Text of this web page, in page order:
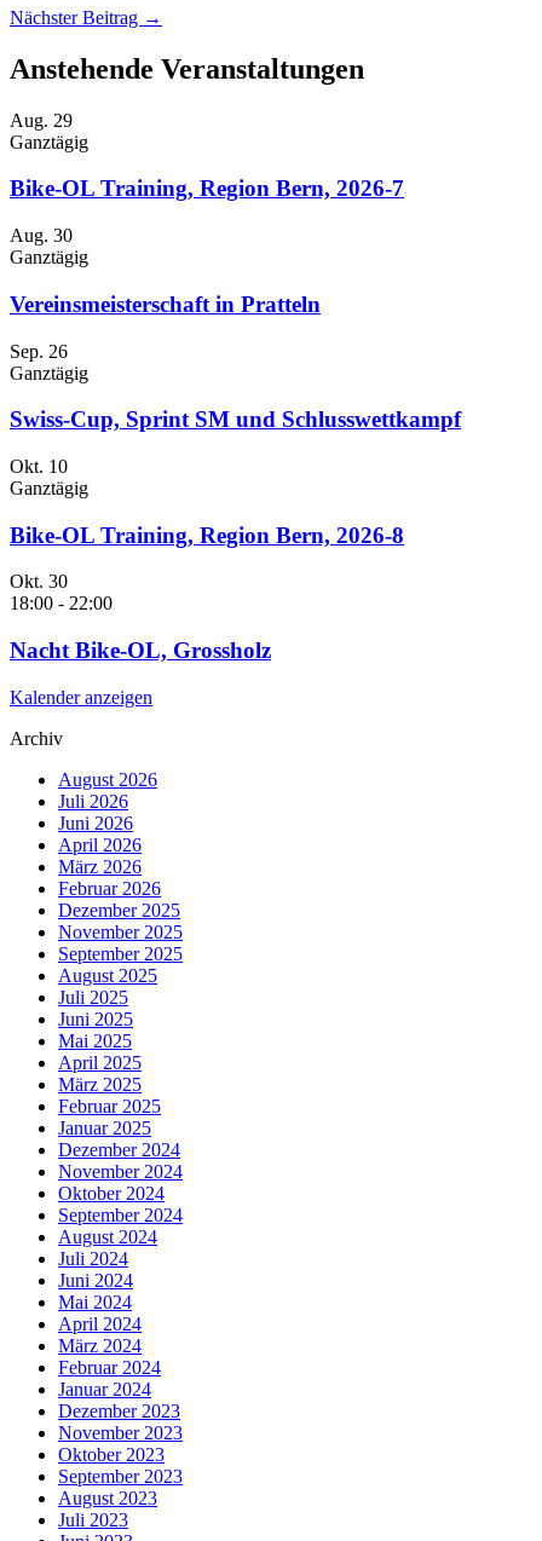
Nächster Beitrag →
Anstehende Veranstaltungen
Aug. 29
Ganztägig
Bike-OL Training, Region Bern, 2026-7
Aug. 30
Ganztägig
Vereinsmeisterschaft in Pratteln
Sep. 26
Ganztägig
Swiss-Cup, Sprint SM und Schlusswettkampf
Okt. 10
Ganztägig
Bike-OL Training, Region Bern, 2026-8
Okt. 30
18:00 - 22:00
Nacht Bike-OL, Grossholz
Kalender anzeigen
Archiv
August 2026
Juli 2026
Juni 2026
April 2026
März 2026
Februar 2026
Dezember 2025
November 2025
September 2025
August 2025
Juli 2025
Juni 2025
Mai 2025
April 2025
März 2025
Februar 2025
Januar 2025
Dezember 2024
November 2024
Oktober 2024
September 2024
August 2024
Juli 2024
Juni 2024
Mai 2024
April 2024
März 2024
Februar 2024
Januar 2024
Dezember 2023
November 2023
Oktober 2023
September 2023
August 2023
Juli 2023